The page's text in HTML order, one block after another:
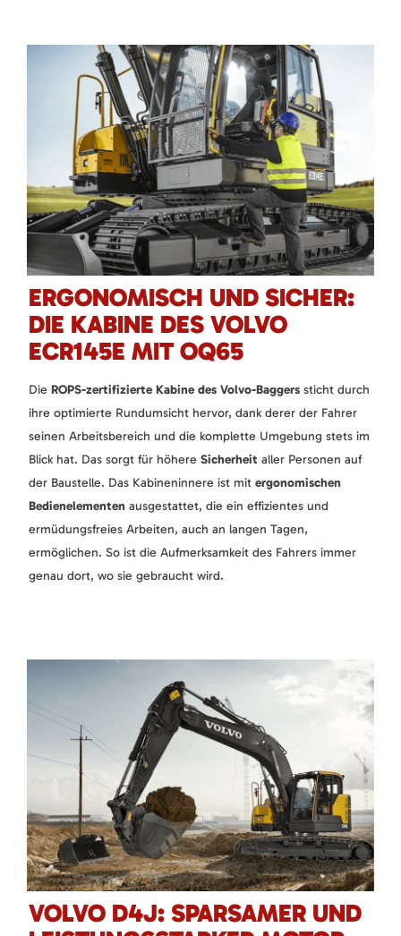
ERGONOMISCH UND SICHER:
DIE KABINE DES VOLVO
ECR145E MIT OQ65
Die ROPS-zertifizierte Kabine des Volvo-Baggers sticht durch
ihre optimierte Rundumsicht hervor, dank derer der Fahrer
seinen Arbeitsbereich und die komplette Umgebung stets im
Blick hat. Das sorgt für höhere Sicherheit aller Personen auf
der Baustelle. Das Kabineninnere ist mit ergonomischen
Bedienelementen ausgestattet, die ein effizientes und
ermüdungsfreies Arbeiten, auch an langen Tagen,
ermöglichen. So ist die Aufmerksamkeit des Fahrers immer
genau dort, wo sie gebraucht wird.
VOLVO D4J: SPARSAMER UND